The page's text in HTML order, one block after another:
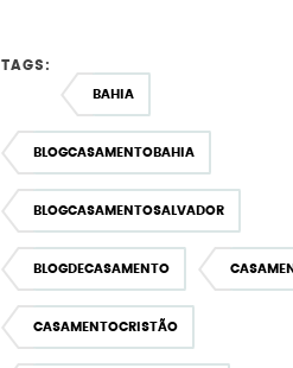
TAGS:
BAHIA
BLOGCASAMENTOBAHIA
BLOGCASAMENTOSALVADOR
BLOGDECASAMENTO
CASAMENTOCRISTÃO